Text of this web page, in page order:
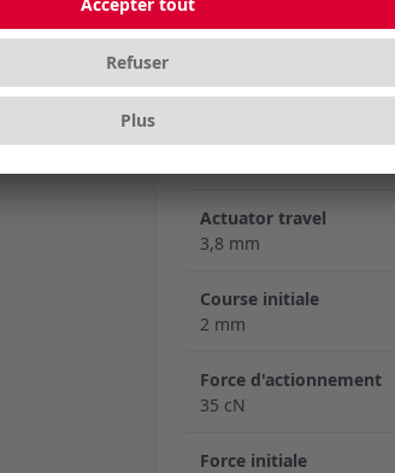
Caractéristiques
Données
Actuator travel
3,8 mm
Course initiale
2 mm
Force d'actionnement
35 cN
Force initiale